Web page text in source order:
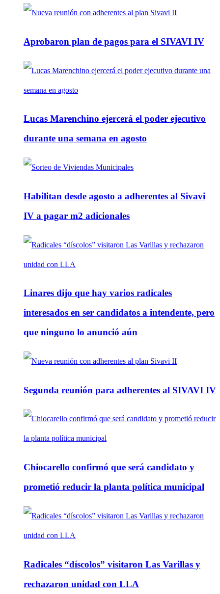
Aprobaron plan de pagos para el SIVAVI IV
Lucas Marenchino ejercerá el poder ejecutivo
durante una semana en agosto
Habilitan desde agosto a adherentes al Sivavi
IV a pagar m2 adicionales
Linares dijo que hay varios radicales
interesados en ser candidatos a intendente, pero
que ninguno lo anunció aún
Segunda reunión para adherentes al SIVAVI IV
Chiocarello confirmó que será candidato y
prometió reducir la planta política municipal
Radicales “díscolos” visitaron Las Varillas y
rechazaron unidad con LLA